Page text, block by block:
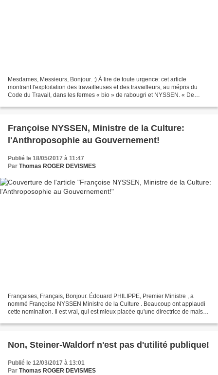
Mesdames, Messieurs, Bonjour. :) À lire de toute urgence: cet article
montrant l'exploitation des travailleuses et des travailleurs, au mépris du
Code du Travail, dans les fermes « bio » de rabougri et NYSSEN. « De
Françoise NYSSEN, Ministre de la Culture:
l'Anthroposophie au Gouvernement!
Publié le 18/05/2017 à 11:47
Par Thomas ROGER DEVISMES
Françaises, Français, Bonjour. Édouard PHILIPPE, Premier Ministre , a
nommé Françoise NYSSEN Ministre de la Culture . Beaucoup ont applaudi
cette nomination. Il est vrai, qui est mieux placée qu'une directrice de maison
Non, Steiner-Waldorf n'est pas d'utilité publique!
Publié le 12/03/2017 à 13:01
Par Thomas ROGER DEVISMES